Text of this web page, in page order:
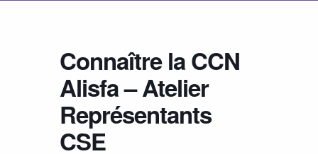
Connaître la CCN
Alisfa – Atelier
Représentants
CSE